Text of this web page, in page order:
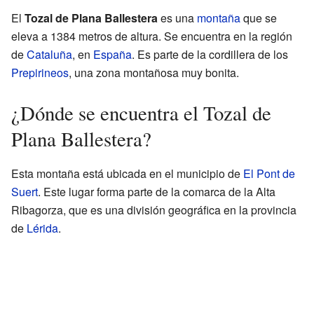
El Tozal de Plana Ballesteraes una montañaque se
eleva a 1384 metros de altura. Se encuentra en la región
deCataluña, en España. Es parte de la cordillera de los
Prepirineos, una zona montañosa muy bonita.
¿Dónde se encuentra el Tozal de
Plana Ballestera?
Esta montaña está ubicada en el municipio de El Pont de
Suert. Este lugar forma parte de la comarca de la Alta
Ribagorza, que es una división geográfica en la provincia
de Lérida.